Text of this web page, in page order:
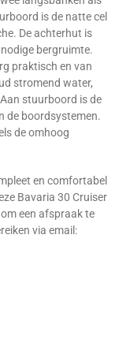
is de natte cel
De achterhut is
bergruimte.
praktisch en van
stromend water,
stuurboord is de
de boordsystemen.
de omhoog
en comfortabel
Bavaria 30 Cruiser
een afspraak te
via email: